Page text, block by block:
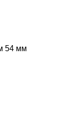
54 мм